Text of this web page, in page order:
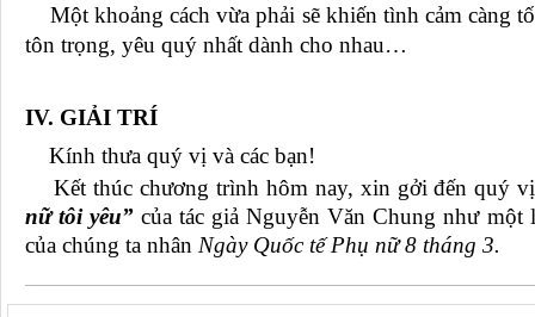
Một khoảng cách vừa phải sẽ khiến tình cảm càng
tôn trọng, yêu quý nhất dành cho nhau…
IV. GIẢI TRÍ
Kính thưa quý vị và các bạn!
Kết thúc chương trình hôm nay, xin gởi đến quý vị
nữ tôi yêu” của tác giả Nguyễn Văn Chung như một
của chúng ta nhân Ngày Quốc tế Phụ nữ 8 tháng 3.